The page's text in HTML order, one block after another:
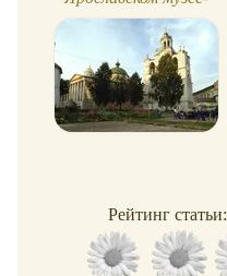
заповеднике
Рейтинг статьи: